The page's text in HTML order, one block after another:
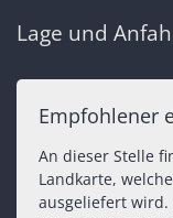
Lage und
Empfohlener
An dieser Stelle
Landkarte,
ausgeliefert wird.